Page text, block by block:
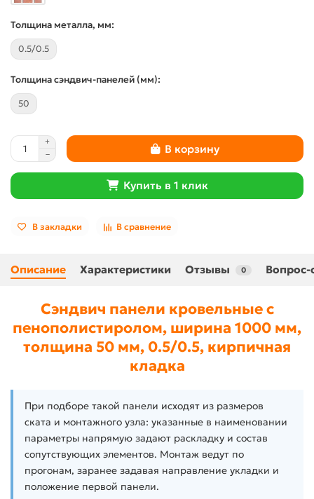
Толщина металла, мм:
0.5/0.5
Толщина сэндвич-панелей (мм):
50
В корзину
Купить в 1 клик
В закладки В сравнение
Описание Характеристики Отзывы 0 Вопрос-
Сэндвич панели кровельные с
пенополистиролом, ширина 1000 мм,
толщина 50 мм, 0.5/0.5, кирпичная
кладка
При подборе такой панели исходят из размеров
ската и монтажного узла: указанные в наименовании
параметры напрямую задают раскладку и состав
сопутствующих элементов. Монтаж ведут по
прогонам, заранее задавая направление укладки и
положение первой панели.